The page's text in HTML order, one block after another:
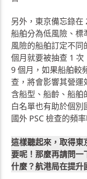
另外，東京備忘錄
船舶分為低風險、標
風險的船舶訂定不
個月就要被抽查 1
9 個月，如果船舶較
查，將會影響其營
含船型、船齡、船
白名單也有助於個
國外 PSC 檢查的頻率
這樣聽起來，取得
要呢！那麼再請問
什麼？航港局在提升